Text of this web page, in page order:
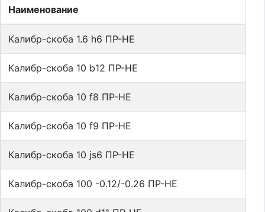
Наименование
Калибр-скоба 1.6 h6 ПР-НЕ
Калибр-скоба 10 b12 ПР-НЕ
Калибр-скоба 10 f8 ПР-НЕ
Калибр-скоба 10 f9 ПР-НЕ
Калибр-скоба 10 js6 ПР-НЕ
Калибр-скоба 100 -0.12/-0.26 ПР-НЕ